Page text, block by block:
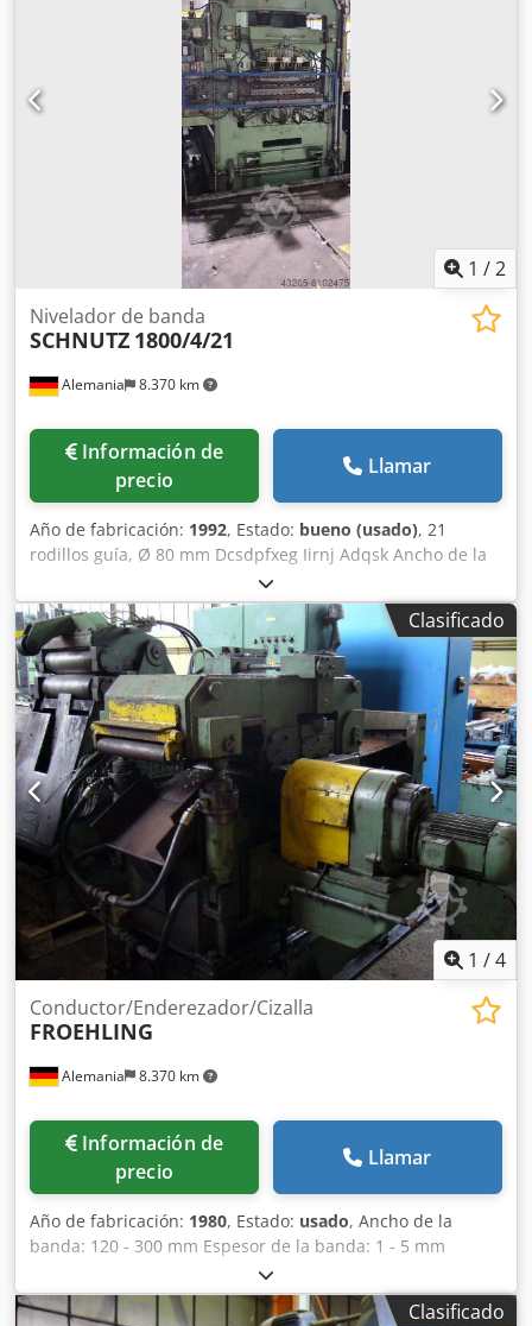
22 kW / Ancho de paso de la niveladora: 2300 mm Máx.
Ancho de nivelación: 2200 mm / Número de rodillos
niveladores: 9 / Diámetro del rodillo nivelador: 95 mm
Djdpjzcm Dgsfx Adqjck Número de rodillos de respaldo: 22
/ Rodillos de respaldo inferiores: 12 / Rodillos de respaldo
superiores: 10 Espesor máximo de chapa a nivelar: 8 mm
1 /2
Alemania 8.370 km
Nivelador de banda
SCHNUTZ 1800/4/21
Información de
precio
Llamar
Año de fabricación: 1992, Estado: bueno (usado), 21
rodillos guía, Ø 80 mm Dcsdpfxeg Iirnj Adqsk Ancho de la
banda: 500 - 1.650 mm Espesor de la banda: 1 - 5 mm
Clasificado
1 /4
Alemania 8.370 km
Conductor/Enderezador/Cizalla
FROEHLING
Información de
precio
Llamar
Año de fabricación: 1980, Estado: usado, Ancho de la
banda: 120 - 300 mm Espesor de la banda: 1 - 5 mm
Dcodpfxelil Epj Adqek Material de referencia (resistencia a
la tracción): 800 N/mm²
Clasificado